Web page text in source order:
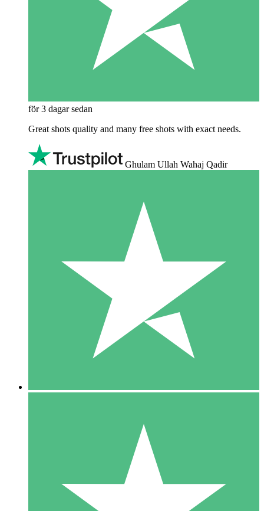
för 3 dagar sedan
Great shots quality and many free shots with exact needs.
Ghulam Ullah Wahaj Qadir